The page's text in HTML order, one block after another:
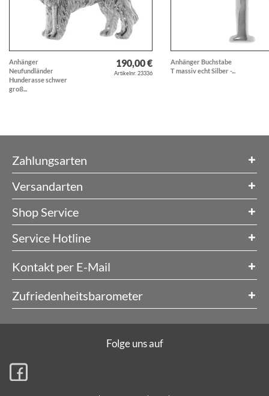
Anhänger
Neufundländer
Hunderasse schwer
groß...
190,00 €
Artikelnr. 23336
Anhänger Buchstabe
T massiv echt Silber -...
Zahlungsarten
Versandarten
Shop Service
Service Hotline
Kontakt per E-Mail
Zufriedenheitsbarometer
Folge uns auf